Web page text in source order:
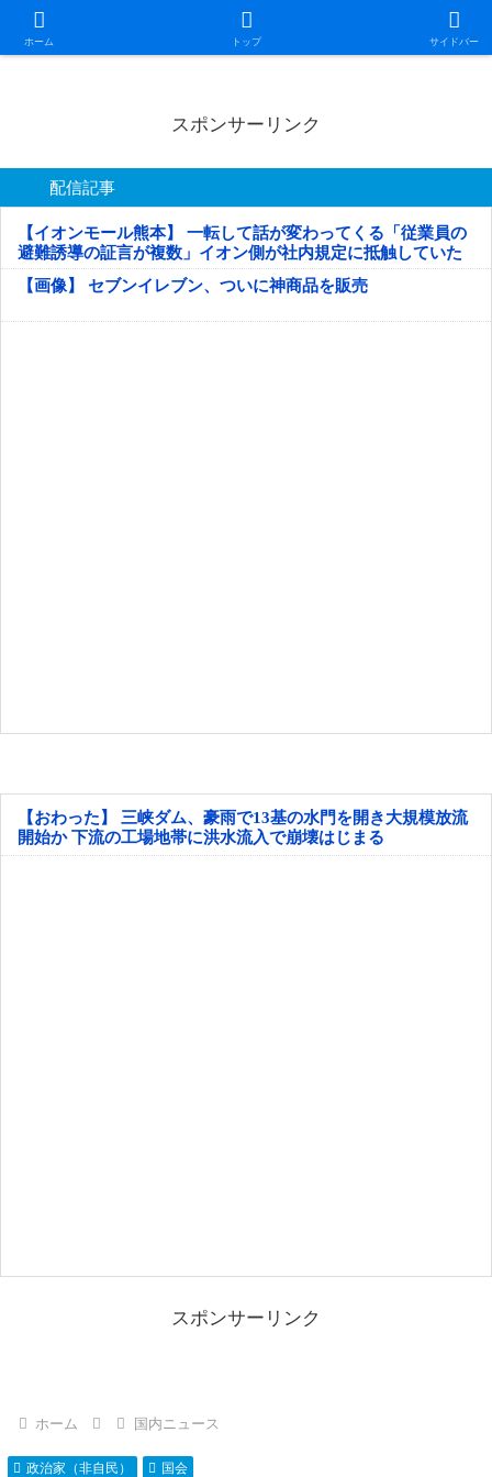
ホーム トップ サイドバー
日本第一！ニュース録
スポンサーリンク
配信記事
【イオンモール熊本】 一転して話が変わってくる「従業員の
避難誘導の証言が複数」イオン側が社内規定に抵触していた
疑い
【画像】 セブンイレブン、ついに神商品を販売
【おわった】 三峡ダム、豪雨で13基の水門を開き大規模放流
開始か 下流の工場地帯に洪水流入で崩壊はじまる
スポンサーリンク
ホーム 国内ニュース
政治家（非自民） 国会